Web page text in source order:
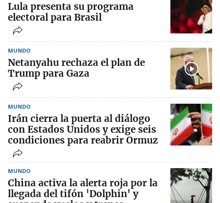
Lula presenta su programa
electoral para Brasil
MUNDO
Netanyahu rechaza el plan de
Trump para Gaza
MUNDO
Irán cierra la puerta al diálogo
con Estados Unidos y exige seis
condiciones para reabrir Ormuz
MUNDO
China activa la alerta roja por la
llegada del tifón 'Dolphin' y